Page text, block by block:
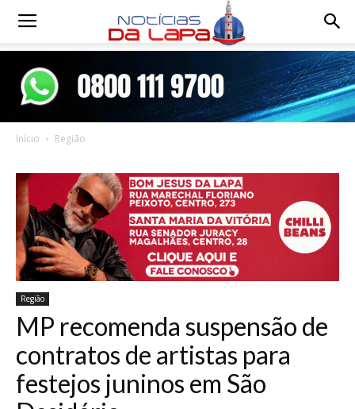
Notícias
Início Região
Região
MP recomenda suspensão de
contratos de artistas para
festejos juninos em São